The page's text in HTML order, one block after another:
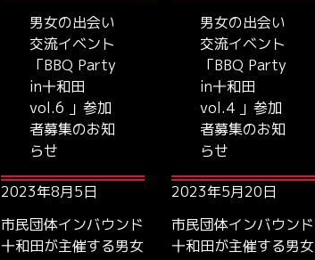
男女の出会い
交流イベント
「BBQ Party
in十和田
vol.6 」参加
者募集のお知
らせ
2023年8月5日
市民団体インバウンド
十和田が主催する男女
男女の出会い
交流イベント
「BBQ Party
in十和田
vol.4 」参加
者募集のお知
らせ
2023年5月20日
市民団体インバウンド
十和田が主催する男女